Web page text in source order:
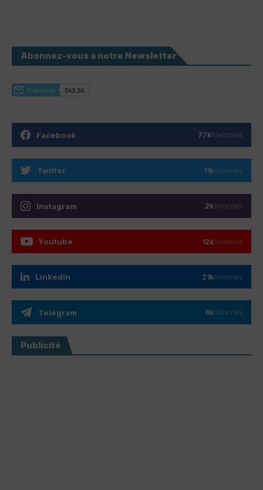
Abonnez-vous à notre Newsletter
Facebook 77kMembres
Twitter 11kAbonnés
Instagram 2kAbonnés
Youtube 12kAbonnés
Linkedin 21kAbonnés
Telegram 6kAbonnés
Publicité